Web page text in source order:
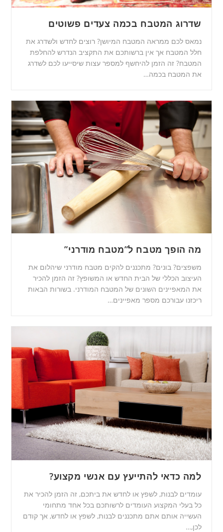
שדרוג המטבח בכמה צעדים פשוטים
נמאס לכם ממראה המטבח המיושן? רוצים לחדש ולשדרג את
חלל המטבח אך אין ברשותכם את התקציב הנדרש להחלפת
המטבח? זה הזמן להיחשף למספר עצות שיסייעו לכם לשדרג
את המטבח בכמה…
מה הופך מטבח ל”מטבח מודרני”
משפצים? בונים? מתכננים להקים מטבח מודרני שיהלום את
העיצוב הכללי של הבית החדש או המשופץ? זה הזמן להכיר
את המאפיינים השונים של המטבח המודרני. בשורות הבאות
ריכזנו עבורכם מספר מאפיינים…
למה כדאי להתייעץ עם אנשי מקצוע?
עומדים לבנות, לשפץ או לחדש את ביתכם, זה הזמן להכיר את
כל בעלי המקצוע העומדים לרשותכם בכל אחד מתחומי
העשייה אותם אתם מתכננים לבנות, לשפץ או לחדש, אך קודם
לכן,…